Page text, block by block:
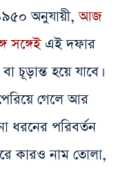
অনুযায়ী,আজ
সঙ্গেইএই দফার
বা চূড়ান্ত হয়ে যাবে।
গেলে আর
ধরনের পরিবর্তন
কারও নাম তোলা,